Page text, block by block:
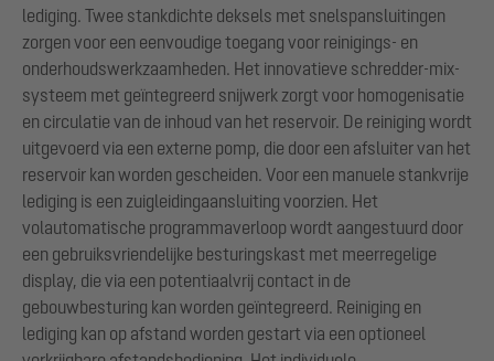
lediging. Twee stankdichte deksels met snelspansluitingen
zorgen voor een eenvoudige toegang voor reinigings- en
onderhoudswerkzaamheden. Het innovatieve schredder-mix-
systeem met geïntegreerd snijwerk zorgt voor homogenisatie
en circulatie van de inhoud van het reservoir. De reiniging wordt
uitgevoerd via een externe pomp, die door een afsluiter van het
reservoir kan worden gescheiden. Voor een manuele stankvrije
lediging is een zuigleidingaansluiting voorzien. Het
volautomatische programmaverloop wordt aangestuurd door
een gebruiksvriendelijke besturingskast met meerregelige
display, die via een potentiaalvrij contact in de
gebouwbesturing kan worden geïntegreerd. Reiniging en
lediging kan op afstand worden gestart via een optioneel